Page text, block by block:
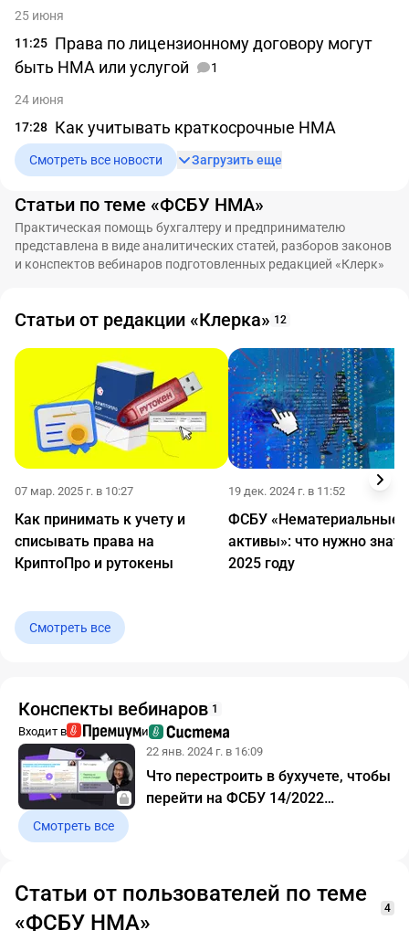
25 июня
11:25 Права по лицензионному договору могут
быть НМА или услугой
1
24 июня
17:28 Как учитывать краткосрочные НМА
Смотреть все новости Загрузить еще
Статьи по теме «ФСБУ НМА»
Практическая помощь бухгалтеру и предпринимателю
представлена в виде аналитических статей, разборов законов
и конспектов вебинаров подготовленных редакцией «Клерк»
Статьи от редакции «Клерка» 12
07 мар. 2025 г. в 10:27
Как принимать к учету и
списывать права на
КриптоПро и рутокены
19 дек. 2024 г. в 11:52
ФСБУ «Нематериальные
активы»: что нужно
2025 году
Смотреть все
Конспекты вебинаров 1
Входит в
и
22 янв. 2024 г. в 16:09
Что перестроить в бухучете, чтобы
перейти на ФСБУ 14/2022
Смотреть все
Статьи от пользователей по теме
«ФСБУ НМА»
4